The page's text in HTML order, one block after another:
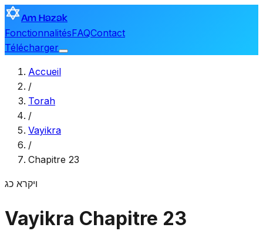
Am Hazak
FonctionnalitésFAQContact
Télécharger
Accueil
/
Torah
/
Vayikra
/
Chapitre 23
ויקרא כג
Vayikra Chapitre 23